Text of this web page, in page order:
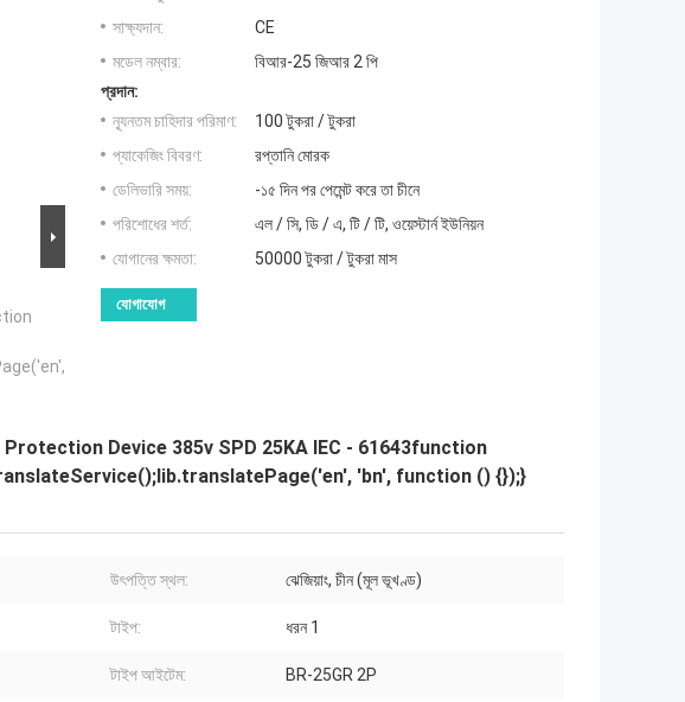
সাক্ষ্যদান:
CE
মডেল নম্বার:
বিআর-25 জিআর 2 পি
প্রদান:
ন্যূনতম চাহিদার পরিমাণ:
100 টুকরা / টুকরা
প্যাকেজিং বিবরণ:
রপ্তানি মোরক
ডেলিভারি সময়:
-১৫ দিন পর পেমেন্ট করে তা চীনে
পরিশোধের শর্ত:
এল / সি, ডি / এ, টি / টি, ওয়েস্টার্ন ইউনিয়ন
যোগানের ক্ষমতা:
50000 টুকরা / টুকরা মাস
যোগাযোগ
Device 385v SPD 25KA IEC - 61643function
'bn', function () {});}
উৎপত্তি স্থল: ঝেজিয়াং, চীন (মূল ভূখণ্ড)
টাইপ: ধরন 1
টাইপ আইটেম: BR-25GR 2P